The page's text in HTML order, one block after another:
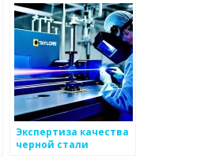
климатических
условиях
Экспертиза качества
черной стали